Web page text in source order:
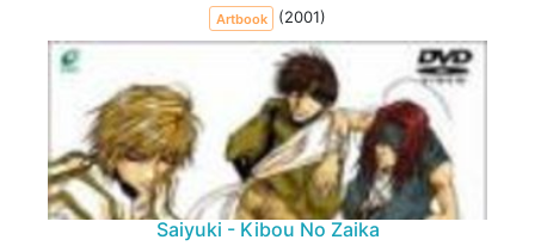
Artbook (2001)
Saiyuki - Kibou No Zaika